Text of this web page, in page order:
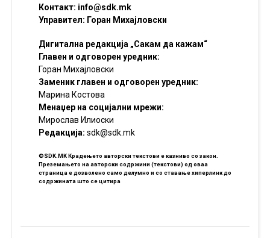
Контакт: info@sdk.mk
Управител: Горан Михајловски
Дигитална редакција „Сакам да кажам“
Главен и одговорен уредник:
Горан Михајловски
Заменик главен и одговорен уредник:
Марина Костова
Менаџер на социјални мрежи:
Мирослав Илиоски
Редакцијa: sdk@sdk.mk
©SDK.MK Крадењето авторски текстови е казниво со закон.
Преземањето на авторски содржини (текстови) од оваа
страница е дозволено само делумно и со ставање хиперлинк до
содржината што се цитира